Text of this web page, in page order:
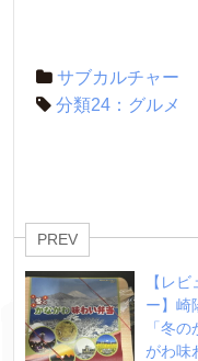
サブカルチャー
分類24：グルメ
PREV
【レビ
ー】崎
「冬の
がわ味